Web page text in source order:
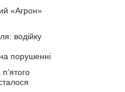
«Агрон»
водійку
порушенні